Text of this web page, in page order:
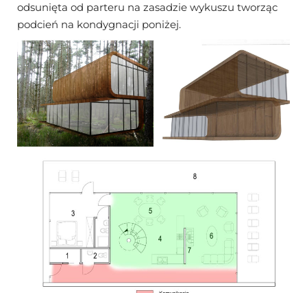
odsunięta od parteru na zasadzie wykuszu tworząc
podcień na kondygnacji poniżej.